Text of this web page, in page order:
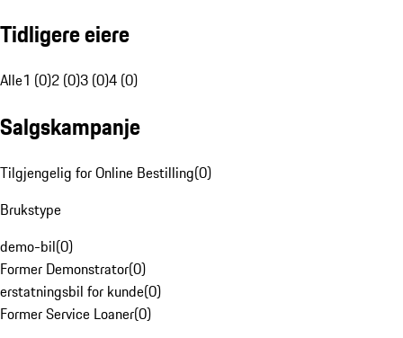
Tidligere eiere
Alle1 (0)2 (0)3 (0)4 (0)
Salgskampanje
Tilgjengelig for Online Bestilling(0)
Brukstype
demo-bil(0)
Former Demonstrator(0)
erstatningsbil for kunde(0)
Former Service Loaner(0)